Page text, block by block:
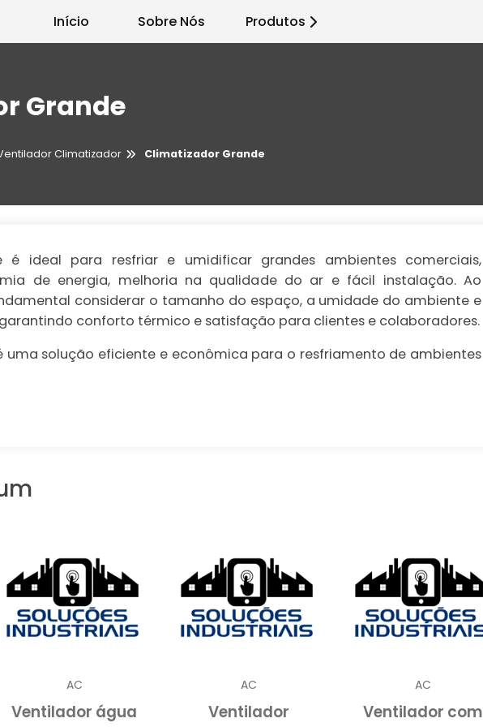
Início Sobre Nós Produtos
Grande
Climatizador Climatizador Grande
é ideal para resfriar e umidificar grandes ambientes comerciais,
de energia, melhoria na qualidade do ar e fácil instalação. Ao
considerar o tamanho do espaço, a umidade do ambiente e
conforto térmico e satisfação para clientes e colaboradores.
uma solução eficiente e econômica para o resfriamento de ambientes
como lojas, restaurantes e escritórios, esse equipamento
térmico significativo, mesmo em dias quentes.
uma alternativa sustentável e de baixo consumo energético em
de ar condicionado tradicionais.
GRANDE?
é um dispositivo de climatização projetado para resfriar e umidificar o
como lojas, restaurantes, galpões e escritórios. Diferente dos sistemas
AC
Ventilador água
AC
Ventilador
AC
Ventilador com